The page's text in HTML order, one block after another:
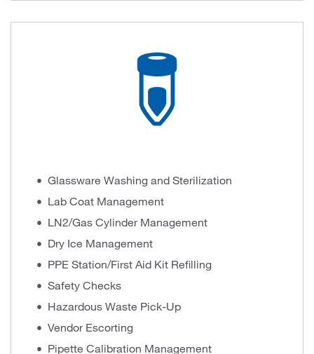
Glassware Washing and Sterilization
Lab Coat Management
LN2/Gas Cylinder Management
Dry Ice Management
PPE Station/First Aid Kit Refilling
Safety Checks
Hazardous Waste Pick-Up
Vendor Escorting
Pipette Calibration Management